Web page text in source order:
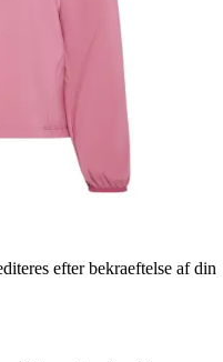
efter bekraeftelse af din